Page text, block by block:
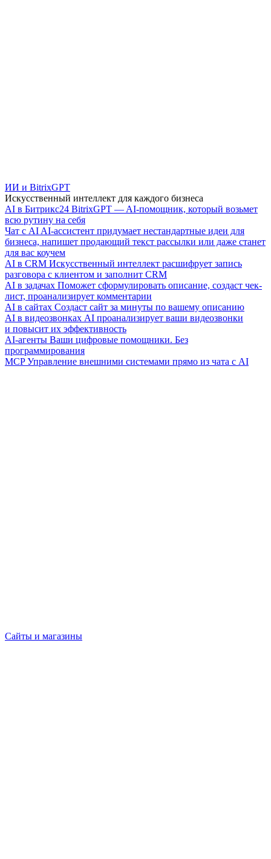
ИИ и BitrixGPT
Искусственный интеллект для каждого бизнеса
AI в Битрикс24 BitrixGPT — AI-помощник, который возьмет
всю рутину на себя
Чат с AI AI-ассистент придумает нестандартные идеи для
бизнеса, напишет продающий текст рассылки или даже станет
для вас коучем
AI в CRM Искусственный интеллект расшифрует запись
разговора с клиентом и заполнит CRM
AI в задачах Поможет сформулировать описание, создаст чек-
лист, проанализирует комментарии
AI в сайтах Создаст сайт за минуты по вашему описанию
AI в видеозвонках AI проанализирует ваши видеозвонки
и повысит их эффективность
AI-агенты Ваши цифровые помощники. Без
программирования
MCP Управление внешними системами прямо из чата с AI
Сайты и магазины